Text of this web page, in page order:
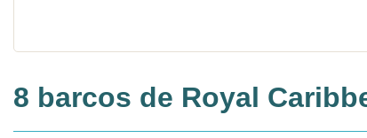
8 barcos de Royal